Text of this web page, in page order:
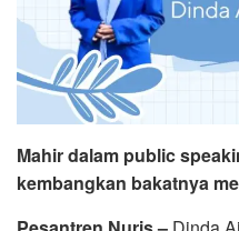
Mahir dalam public
kembangkan bakatnya